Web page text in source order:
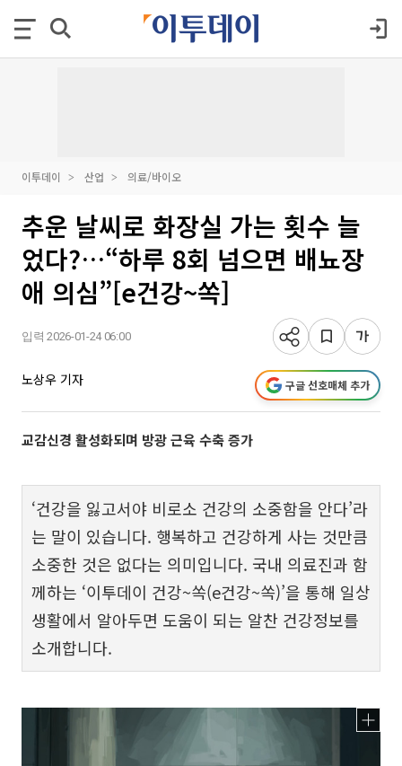
이투데이 산업 의료/바이오
추운 날씨로 화장실 가는 횟수 늘
었다?…“하루 8회 넘으면 배뇨장
애 의심”[e건강~쏙]
입력 2026-01-24 06:00
노상우 기자 구글 선호매체 추가
교감신경 활성화되며 방광 근육 수축 증가
‘건강을 잃고서야 비로소 건강의 소중함을 안다’라
는 말이 있습니다. 행복하고 건강하게 사는 것만큼
소중한 것은 없다는 의미입니다. 국내 의료진과 함
께하는 ‘이투데이 건강~쏙(e건강~쏙)’을 통해 일상
생활에서 알아두면 도움이 되는 알찬 건강정보를
소개합니다.